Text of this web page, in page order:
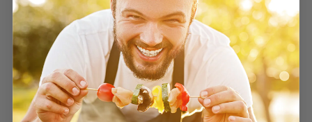
Lachs-Schaschlik!
Er ist wieder da – zart, saftig und perfekt mariniert:
Unser beliebter Lachs-Schaschlik ist ab sofort wieder
erhältlich – aber nur für kurze Zeit!
Ob auf dem Grill, in der Pfanne oder im Ofen – dieser
Schaschlik bringt echten Genuss auf den Teller.
⚠️ Schnell sein lohnt sich:Nur solange der Vorrat reicht!